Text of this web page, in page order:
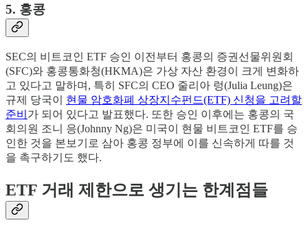
5. 홍콩
SEC의 비트코인 ETF 승인 이전부터 홍콩의 증권선물위원회
(SFC)와 홍콩통화청(HKMA)은 가상 자산 환경이 크게 변화하
고 있다고 말하며, 특히 SFC의 CEO 줄리아 렁(Julia Leung)은
규제 당국이 현물 암호화폐 상장지수펀드(ETF) 신청을 고려할
준비 가 되어 있다고 발표했다. 또한 승인 이후에는 홍콩의 국
회의원 조니 응(Johnny Ng)은 미국이 현물 비트코인 ETF를 승
인한 것을 본보기로 삼아 홍콩 정부에 이를 신속하게 따를 것
을 촉구하기도 했다.
ETF 거래 제한으로 생기는 한계점들